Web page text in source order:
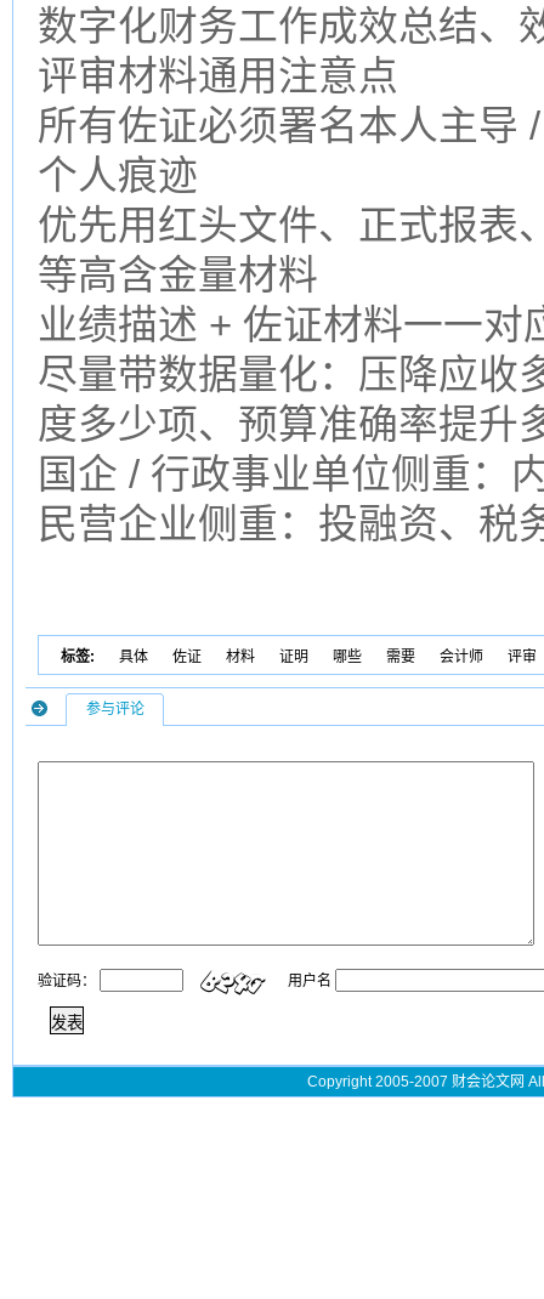
数字化财务工作成效总结、
评审材料通用注意点
所有佐证必须署名本人主导
个人痕迹
优先用红头文件、正式报表
等高含金量材料
业绩描述 + 佐证材料一一
尽量带数据量化：压降应收
度多少项、预算准确率提升
国企 / 行政事业单位侧重：
民营企业侧重：投融资、税
标签: 具体 佐证 材料 证明 哪些 需要 会计师 评审
参与评论
验证码： 用户名
Copyright 2005-2007 财会论文网